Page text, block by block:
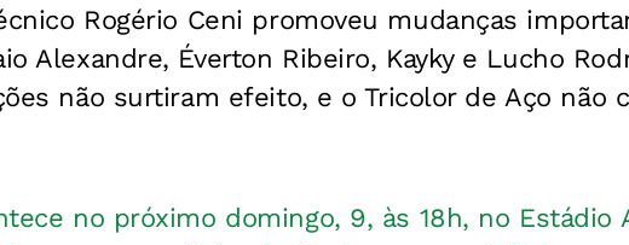
Rogério Ceni promoveu mudanças
Alexandre, Éverton Ribeiro, Kayky e Lucho
não surtiram efeito, e o Tricolor de Aço não
no próximo domingo, 9, às 18h, no Estádio